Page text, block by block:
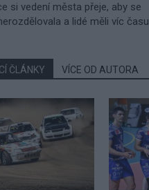
si vedení města přeje, aby se
a lidé měli víc času
ČLÁNKY VÍCE OD AUTORA